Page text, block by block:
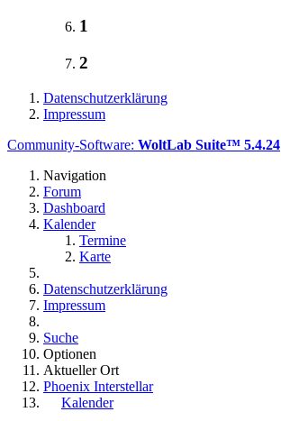
1
2
Datenschutzerklärung
Impressum
Community-Software: WoltLab Suite™ 5.4.24
Navigation
Forum
Dashboard
Kalender
Termine
Karte
Datenschutzerklärung
Impressum
Suche
Optionen
Aktueller Ort
Phoenix Interstellar
Kalender